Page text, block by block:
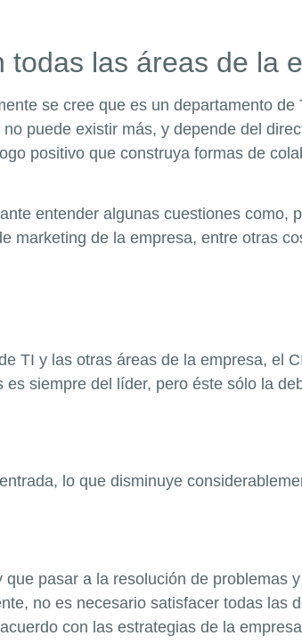
las áreas de la
se cree que es un departamento
puede existir más, y depende del
positivo que construya formas de
entender algunas cuestiones como,
marketing de la empresa, entre otras
TI y las otras áreas de la empresa, el
siempre del líder, pero éste sólo la
lo que disminuye
pasar a la resolución de problemas
no es necesario satisfacer todas las
con las estrategias de la